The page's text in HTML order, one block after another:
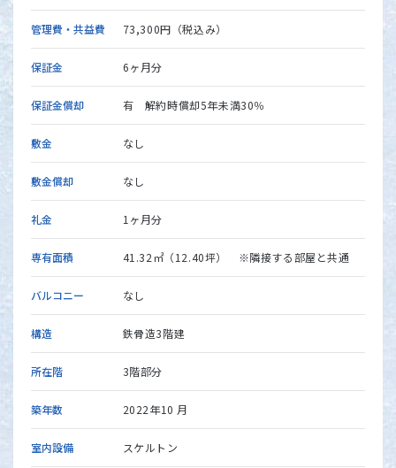
管理費・共益費 73,300円（税込み）
保証金 6ヶ月分
保証金償却 有 解約時償却5年未満30％
敷金 なし
敷金償却 なし
礼金 1ヶ月分
専有面積 41.32㎡（12.40坪） ※隣接する部屋と共通
バルコニー なし
構造 鉄骨造3階建
所在階 3階部分
築年数 2022年10 月
室内設備 スケルトン